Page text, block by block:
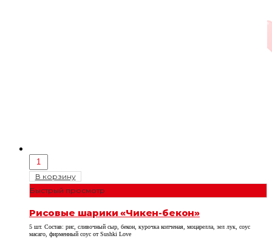
В корзину
Быстрый просмотр
Рисовые шарики «Чикен-бекон»
5 шт. Состав: рис, сливочный сыр, бекон, курочка копченая, моцарелла, зел лук, соус
масаго, фирменный соус от Sushki Love